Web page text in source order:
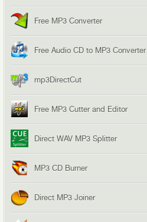
Free MP3 Converter
Free Audio CD to MP3 Converter
mp3DirectCut
Free MP3 Cutter and Editor
Direct WAV MP3 Splitter
MP3 CD Burner
Direct MP3 Joiner